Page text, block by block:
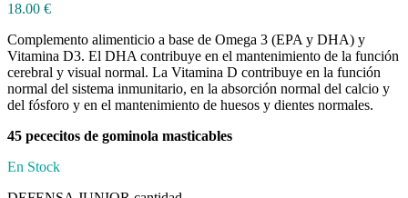
18.00 €
Complemento alimenticio a base de Omega 3 (EPA y DHA) y
Vitamina D3. El DHA contribuye en el mantenimiento de la función
cerebral y visual normal. La Vitamina D contribuye en la función
normal del sistema inmunitario, en la absorción normal del calcio y
del fósforo y en el mantenimiento de huesos y dientes normales.
45 pececitos de gominola masticables
En Stock